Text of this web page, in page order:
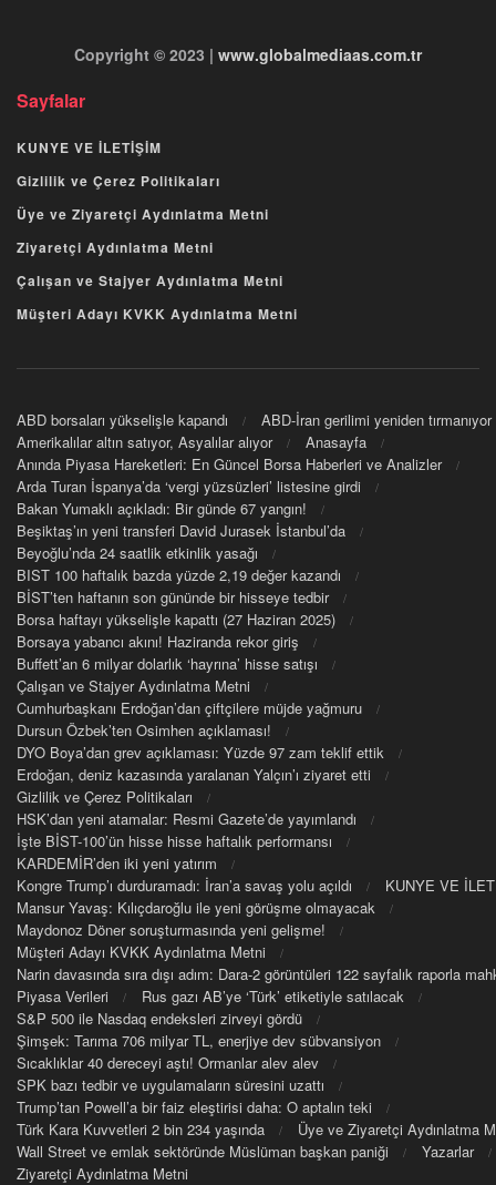
Copyright © 2023 | www.globalmediaas.com.tr
Sayfalar
KUNYE VE İLETİŞİM
Gizlilik ve Çerez Politikaları
Üye ve Ziyaretçi Aydınlatma Metni
Ziyaretçi Aydınlatma Metni
Çalışan ve Stajyer Aydınlatma Metni
Müşteri Adayı KVKK Aydınlatma Metni
ABD borsaları yükselişle kapandı
ABD-İran gerilimi yeniden tırmanıyor
Amerikalılar altın satıyor, Asyalılar alıyor
Anasayfa
Anında Piyasa Hareketleri: En Güncel Borsa Haberleri ve Analizler
Arda Turan İspanya’da ‘vergi yüzsüzleri’ listesine girdi
Bakan Yumaklı açıkladı: Bir günde 67 yangın!
Beşiktaş’ın yeni transferi David Jurasek İstanbul’da
Beyoğlu’nda 24 saatlik etkinlik yasağı
BIST 100 haftalık bazda yüzde 2,19 değer kazandı
BİST’ten haftanın son gününde bir hisseye tedbir
Borsa haftayı yükselişle kapattı (27 Haziran 2025)
Borsaya yabancı akını! Haziranda rekor giriş
Buffett’an 6 milyar dolarlık ‘hayrına’ hisse satışı
Çalışan ve Stajyer Aydınlatma Metni
Cumhurbaşkanı Erdoğan’dan çiftçilere müjde yağmuru
Dursun Özbek’ten Osimhen açıklaması!
DYO Boya’dan grev açıklaması: Yüzde 97 zam teklif ettik
Erdoğan, deniz kazasında yaralanan Yalçın’ı ziyaret etti
Gizlilik ve Çerez Politikaları
HSK’dan yeni atamalar: Resmi Gazete’de yayımlandı
İşte BİST-100’ün hisse hisse haftalık performansı
KARDEMİR’den iki yeni yatırım
Kongre Trump’ı durduramadı: İran’a savaş yolu açıldı
KUNYE VE
Mansur Yavaş: Kılıçdaroğlu ile yeni görüşme olmayacak
Maydonoz Döner soruşturmasında yeni gelişme!
Müşteri Adayı KVKK Aydınlatma Metni
Narin davasında sıra dışı adım: Dara-2 görüntüleri 122 sayfalık raporla
Piyasa Verileri
Rus gazı AB’ye ‘Türk’ etiketiyle satılacak
S&P 500 ile Nasdaq endeksleri zirveyi gördü
Şimşek: Tarıma 706 milyar TL, enerjiye dev sübvansiyon
Sıcaklıklar 40 dereceyi aştı! Ormanlar alev alev
SPK bazı tedbir ve uygulamaların süresini uzattı
Trump’tan Powell’a bir faiz eleştirisi daha: O aptalın teki
Türk Kara Kuvvetleri 2 bin 234 yaşında
Üye ve Ziyaretçi Aydınlatma
Wall Street ve emlak sektöründe Müslüman başkan paniği
Yazarlar
Ziyaretçi Aydınlatma Metni